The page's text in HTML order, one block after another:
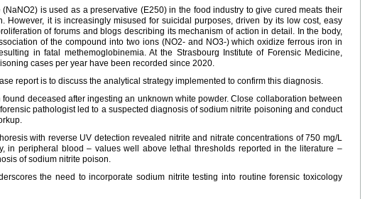
(NaNO2) is used as a preservative (E250) in the food industry to give cured meats their
However, it is increasingly misused for suicidal purposes, driven by its low cost, easy
of forums and blogs describing its mechanism of action in detail. In the body,
of the compound into two ions (NO2- and NO3-) which oxidize ferrous iron in
in fatal methemoglobinemia. At the Strasbourg Institute of Forensic Medicine,
cases per year have been recorded since 2020.
report is to discuss the analytical strategy implemented to confirm this diagnosis.
found deceased after ingesting an unknown white powder. Close collaboration between
pathologist led to a suspected diagnosis of sodium nitrite poisoning and conduct
with reverse UV detection revealed nitrite and nitrate concentrations of 750 mg/L
in peripheral blood – values well above lethal thresholds reported in the literature –
of sodium nitrite poison.
the need to incorporate sodium nitrite testing into routine forensic toxicology